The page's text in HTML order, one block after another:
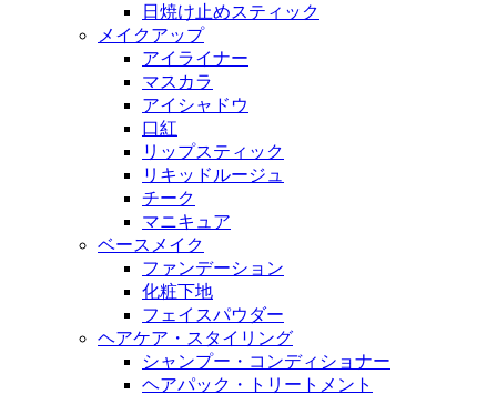
日焼け止めスティック
メイクアップ
アイライナー
マスカラ
アイシャドウ
口紅
リップスティック
リキッドルージュ
チーク
マニキュア
ベースメイク
ファンデーション
化粧下地
フェイスパウダー
ヘアケア・スタイリング
シャンプー・コンディショナー
ヘアパック・トリートメント